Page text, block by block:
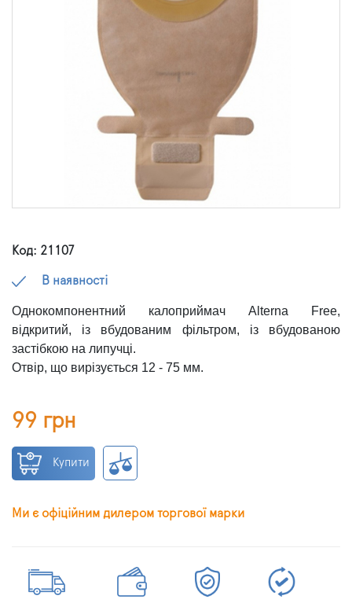
Код: 21107
В наявності
Однокомпонентний калоприймач Alterna Free,
відкритий, із вбудованим фільтром, із вбудованою
застібкою на липучці.
Отвір, що вирізується 12 - 75 мм.
99 грн
Купити
Ми є офіційним дилером торгової марки